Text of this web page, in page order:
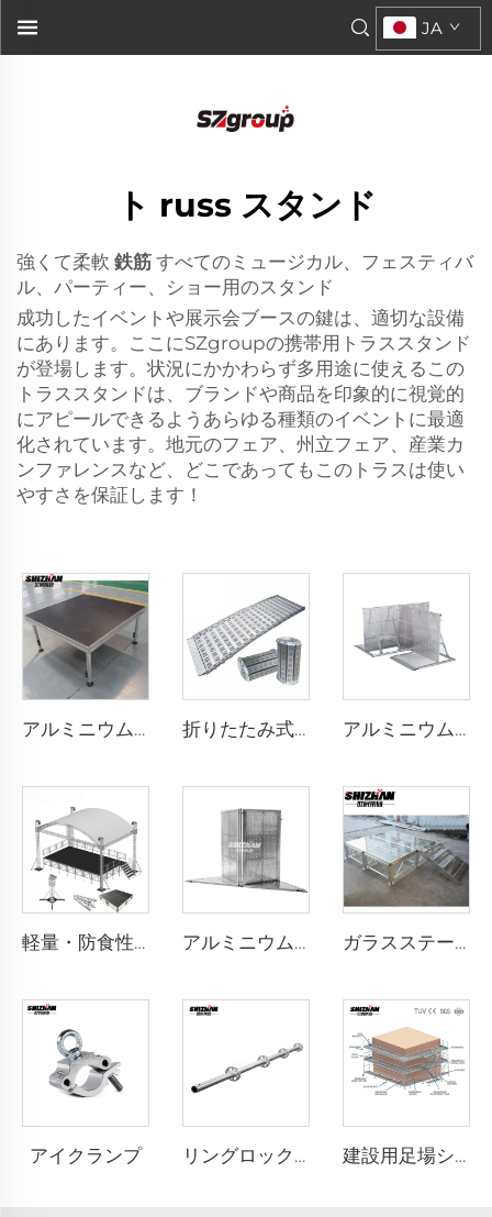
JA
ト russ スタンド
強くて柔軟 鉄筋 すべてのミュージカル、フェスティバ
ル、パーティー、ショー用のスタンド
成功したイベントや展示会ブースの鍵は、適切な設備
にあります。ここにSZgroupの携帯用トラススタンド
が登場します。状況にかかわらず多用途に使えるこの
トラススタンドは、ブランドや商品を印象的に視覚的
にアピールできるようあらゆる種類のイベントに最適
化されています。地元のフェア、州立フェア、産業カ
ンファレンスなど、どこであってもこのトラスは使い
やすさを保証します！
アルミニウム製ポータブルステージ 折りたたみ式ステージ モバイル型アルミ合金活動用折りたたみステージ 段差解消スロープ付き アルミニウム製ケーブルバリヤー
軽量・防食性アルミニウムトラス装飾イベントディスプレイ、結婚式照明トラスディスプレイ、人気商品 アルミニウム製バリヤーコーナー ガラスステージ
アイクランプ リングロックサcaffolding 建設用足場システムのプロジェクト事例と設計